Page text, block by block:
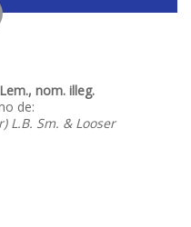
nom. illeg.
de:
L.B. Sm. & Looser